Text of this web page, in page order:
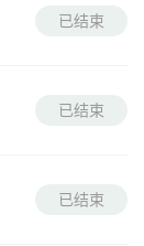
已结束
已结束
已结束